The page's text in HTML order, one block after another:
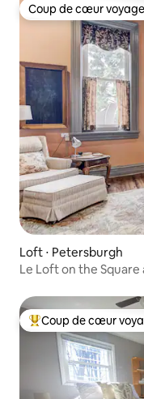
Coup de cœur
Coup de cœur
Loft ⋅ Petersburgh
Le Loft on the
Coups de cœur
Coup de cœur